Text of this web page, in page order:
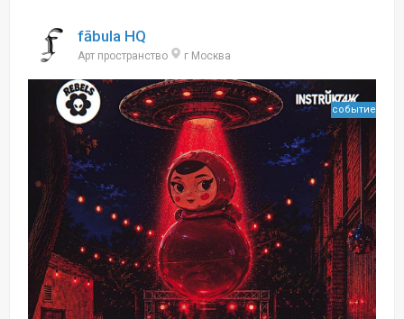
fābula HQ
Арт пространство г Москва
событие